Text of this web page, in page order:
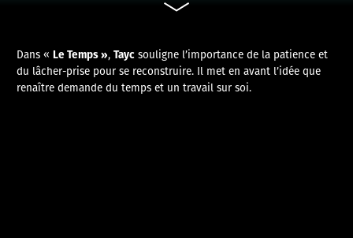
Dans «Le Temps »,Tayc souligne l’importance de la patience et
du lâcher-prise pour se reconstruire. Il met en avant l’idée que
renaître demande du temps et un travail sur soi.